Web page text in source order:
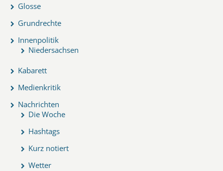
Glosse
Grundrechte
Innenpolitik
Niedersachsen
Kabarett
Medienkritik
Nachrichten
Die Woche
Hashtags
Kurz notiert
Wetter